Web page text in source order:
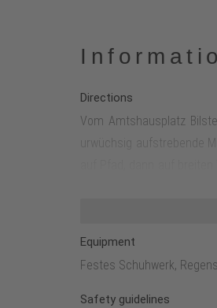
Directions
Vom Amtshausplatz
urwüchsig aufstrebende
immer wieder mit.
ab und taucht in den
Bundesstraße und hält
Equipment
Festes Schuhwerk,
Safety guidelines